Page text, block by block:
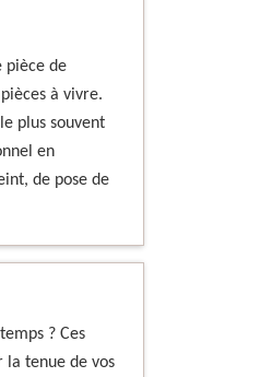
pièce de
à vivre.
plus souvent
en
de pose de
? Ces
la tenue de vos